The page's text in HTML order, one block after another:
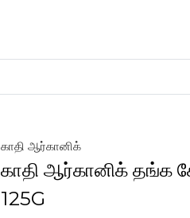
காதி ஆர்கானிக்
காதி ஆர்கானிக் தங்க
125G